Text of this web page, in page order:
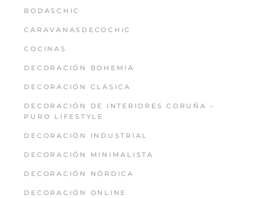
BODASCHIC
CARAVANASDECOCHIC
COCINAS
DECORACIÓN BOHEMIA
DECORACIÓN CLÁSICA
DECORACIÓN DE INTERIORES CORUÑA –
PURO LIFESTYLE
DECORACIÓN INDUSTRIAL
DECORACIÓN MINIMALISTA
DECORACIÓN NÓRDICA
DECORACIÓN ONLINE